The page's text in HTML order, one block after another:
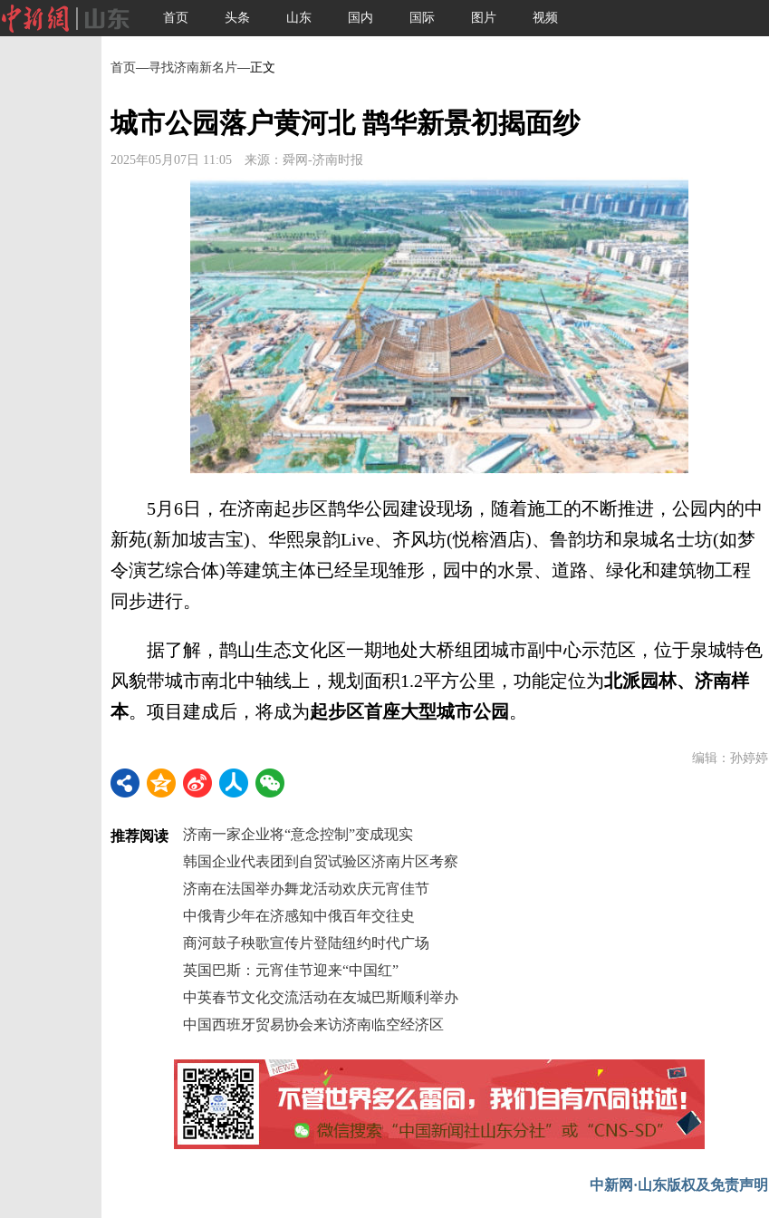
首页 头条 山东 国内 国际 图片 视频
首页—寻找济南新名片—正文
城市公园落户黄河北 鹊华新景初揭面纱
2025年05月07日 11:05 来源：舜网-济南时报
5月6日，在济南起步区鹊华公园建设现场，随着施工的不断推进，公园内的中
新苑(新加坡吉宝)、华熙泉韵Live、齐风坊(悦榕酒店)、鲁韵坊和泉城名士坊(如梦
令演艺综合体)等建筑主体已经呈现雏形，园中的水景、道路、绿化和建筑物工程
同步进行。
据了解，鹊山生态文化区一期地处大桥组团城市副中心示范区，位于泉城特色
风貌带城市南北中轴线上，规划面积1.2平方公里，功能定位为北派园林、济南样
本。项目建成后，将成为起步区首座大型城市公园 。
编辑：孙婷婷
推荐阅读
济南一家企业将“意念控制”变成现实
韩国企业代表团到自贸试验区济南片区考察
济南在法国举办舞龙活动欢庆元宵佳节
中俄青少年在济感知中俄百年交往史
商河鼓子秧歌宣传片登陆纽约时代广场
英国巴斯：元宵佳节迎来“中国红”
中英春节文化交流活动在友城巴斯顺利举办
中国西班牙贸易协会来访济南临空经济区
中新网·山东版权及免责声明